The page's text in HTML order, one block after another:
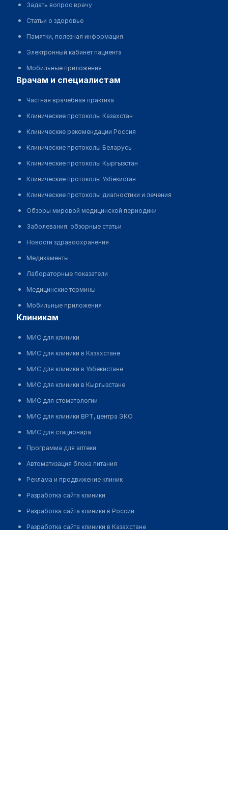
Задать вопрос врачу
Статьи о здоровье
Памятки, полезная информация
Электронный кабинет пациента
Мобильные приложения
врачам и специалистам
Частная врачебная практика
Клинические протоколы Казахстан
Клинические рекомендации Россия
Клинические протоколы Беларусь
Клинические протоколы Кыргызстан
Клинические протоколы Узбекистан
Клинические протоколы диагностики и лечения
Обзоры мировой медицинской периодики
Заболевания: обзорные статьи
Новости здравоохранения
Медикаменты
Лабораторные показатели
Медицинские термины
Мобильные приложения
клиникам
МИС для клиники
МИС для клиники в Казахстане
МИС для клиники в Узбекистане
МИС для клиники в Кыргызстане
МИС для стоматологии
МИС для клиники ВРТ, центра ЭКО
МИС для стационара
Программа для аптеки
Автоматизация блока питания
Реклама и продвижение клиник
Разработка сайта клиники
Разработка сайта клиники в России
Разработка сайта клиники в Казахстане